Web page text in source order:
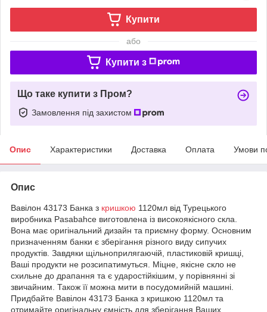
Купити
або
Купити з
Що таке купити з Пром?
Замовлення під захистом
Опис Характеристики Доставка Оплата Умови
Опис
Вавілон 43173 Банка з кришкою 1120мл від Турецького
виробника Pasabahce виготовлена із високоякісного скла.
Вона має оригінальний дизайн та приємну форму. Основним
призначенням банки є зберігання різного виду сипучих
продуктів. Завдяки щільноприлягаючій, пластиковій кришці,
Ваші продукти не розсипатимуться. Міцне, якісне скло не
схильне до драпання та є ударостійкішим, у порівнянні зі
звичайним. Також її можна мити в посудомийній машині.
Придбайте Вавілон 43173 Банка з кришкою 1120мл та
отримайте оригінальну ємність для зберігання Ваших